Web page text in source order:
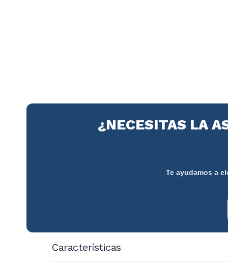
¿NECESITAS LA
Te ayudamos a
Características